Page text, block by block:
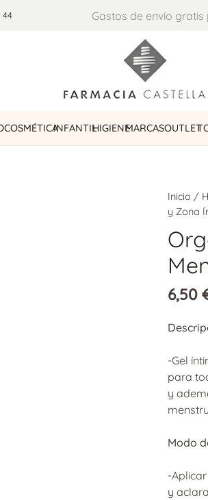
44 Gastos de envío
COSMÉTICAINFANTILHIGIENEMARCASOUTLET
Inicio /
y Zona
6,50
-Gel
para
y
Modo
-
y